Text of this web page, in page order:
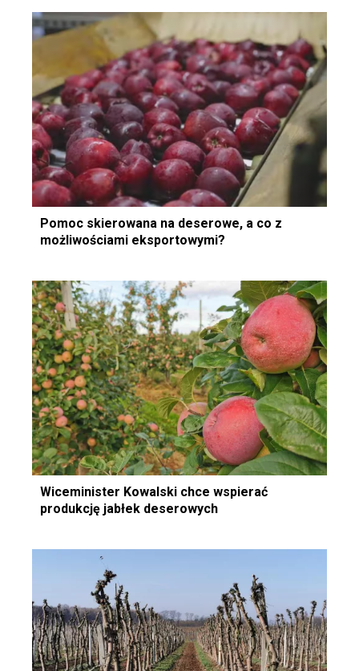
Pomoc skierowana na deserowe, a co z
możliwościami eksportowymi?
Wiceminister Kowalski chce wspierać
produkcję jabłek deserowych